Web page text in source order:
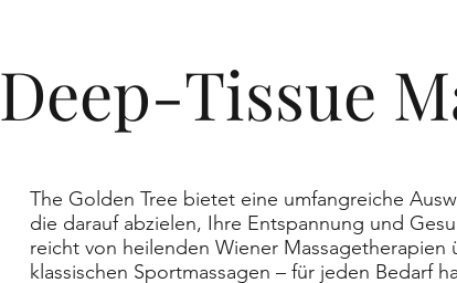
Deep-Tissue
The Golden Tree bietet eine umfangreiche
die darauf abzielen, Ihre Entspannung und
reicht von heilenden Wiener
klassischen Sportmassagen – für jeden Bedarf